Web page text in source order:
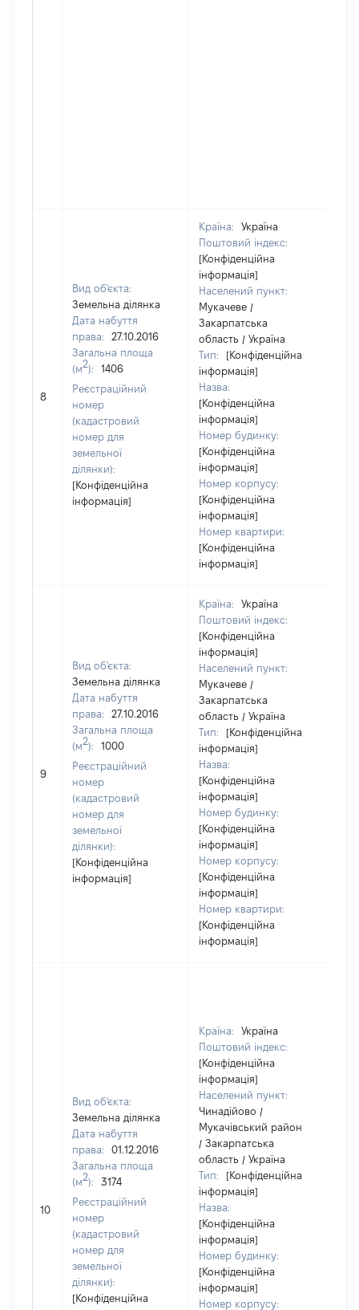
8
Вид об'єкта:
Земельна ділянка
Дата набуття
права:
27.10.2016
Загальна площа
(м2):
1406
Реєстраційний
номер
(кадастровий
номер для
земельної
ділянки):
[Конфіденційна
інформація]
Країна:
Україна
Поштовий індекс:
[Конфіденційна
інформація]
Населений пункт:
Мукачеве /
Закарпатська
область / Україна
Тип:
[Конфіденційна
інформація]
Назва:
[Конфіденційна
інформація]
Номер будинку:
[Конфіденційна
інформація]
Номер корпусу:
[Конфіденційна
інформація]
Номер квартири:
[Конфіденційна
інформація]
9
Вид об'єкта:
Земельна ділянка
Дата набуття
права:
27.10.2016
Загальна площа
(м2):
1000
Реєстраційний
номер
(кадастровий
номер для
земельної
ділянки):
[Конфіденційна
інформація]
Країна:
Україна
Поштовий індекс:
[Конфіденційна
інформація]
Населений пункт:
Мукачеве /
Закарпатська
область / Україна
Тип:
[Конфіденційна
інформація]
Назва:
[Конфіденційна
інформація]
Номер будинку:
[Конфіденційна
інформація]
Номер корпусу:
[Конфіденційна
інформація]
Номер квартири:
[Конфіденційна
інформація]
10
Вид об'єкта:
Земельна ділянка
Дата набуття
права:
01.12.2016
Загальна площа
(м2):
3174
Реєстраційний
номер
(кадастровий
номер для
земельної
ділянки):
[Конфіденційна
Країна:
Україна
Поштовий індекс:
[Конфіденційна
інформація]
Населений пункт:
Чинадійово /
Мукачівський район
/ Закарпатська
область / Україна
Тип:
[Конфіденційна
інформація]
Назва:
[Конфіденційна
інформація]
Номер будинку:
[Конфіденційна
інформація]
Номер корпусу: